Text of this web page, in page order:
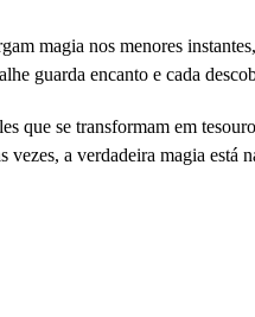
magia nos menores
guarda encanto e cada
que se transformam em
vezes, a verdadeira magia está